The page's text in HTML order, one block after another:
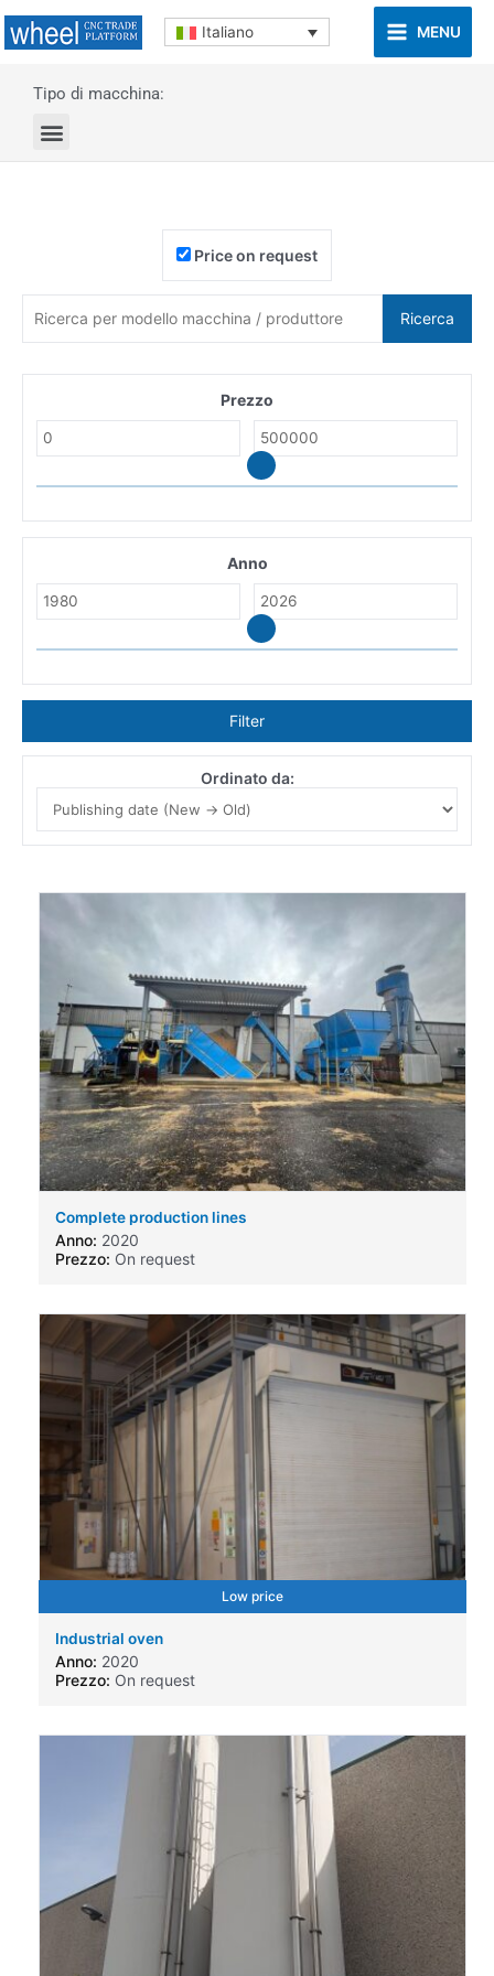
Italiano MENU
Tipo di macchina:
Price on request
Ricerca
Ordinato da:
Prezzo
Anno
Filter
Complete production lines
Anno: 2020
Prezzo: On request
Low price
Industrial oven
Anno: 2020
Prezzo: On request